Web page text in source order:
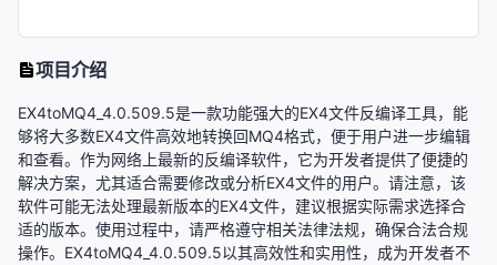
项目介绍
EX4toMQ4_4.0.509.5是一款功能强大的EX4文件反编译工具，能
够将大多数EX4文件高效地转换回MQ4格式，便于用户进一步编辑
和查看。作为网络上最新的反编译软件，它为开发者提供了便捷的
解决方案，尤其适合需要修改或分析EX4文件的用户。请注意，该
软件可能无法处理最新版本的EX4文件，建议根据实际需求选择合
适的版本。使用过程中，请严格遵守相关法律法规，确保合法合规
操作。EX4toMQ4_4.0.509.5以其高效性和实用性，成为开发者不